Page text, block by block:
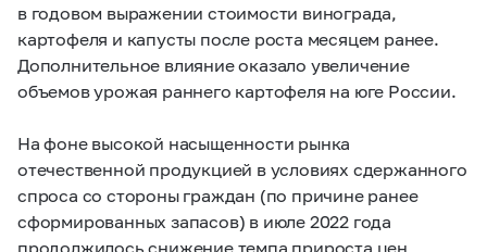
в годовом выражении стоимости винограда,
картофеля и капусты после роста месяцем ранее.
Дополнительное влияние оказало увеличение
объемов урожая раннего картофеля на юге России.
На фоне высокой насыщенности рынка
отечественной продукцией в условиях сдержанного
спроса со стороны граждан (по причине ранее
сформированных запасов) в июле 2022 года
продолжилось снижение темпа прироста цен